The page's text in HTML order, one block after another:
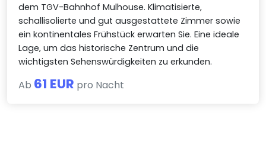
dem TGV-Bahnhof Mulhouse. Klimatisierte,
schallisolierte und gut ausgestattete Zimmer sowie
ein kontinentales Frühstück erwarten Sie. Eine ideale
Lage, um das historische Zentrum und die
wichtigsten Sehenswürdigkeiten zu erkunden.
Ab 61 EUR pro Nacht